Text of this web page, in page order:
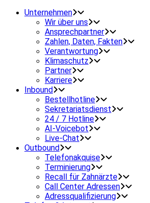
Unternehmen
Wir über uns
Ansprechpartner
Zahlen, Daten, Fakten
Verantwortung
Klimaschutz
Partner
Karriere
Inbound
Bestellhotline
Sekretariatsdienst
24 / 7 Hotline
AI-Voicebot
Live-Chat
Outbound
Telefonakquise
Terminierung
Recall für Zahnärzte
Call Center Adressen
Adressqualifizierung